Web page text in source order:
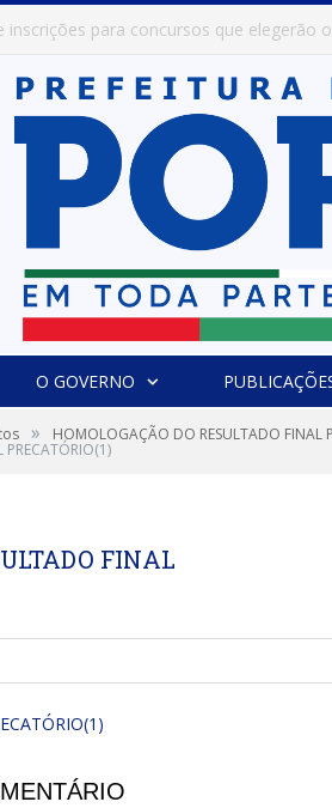
O GOVERNO
» HOMOLOGAÇÃO DO RESULTADO FINAL
FINAL